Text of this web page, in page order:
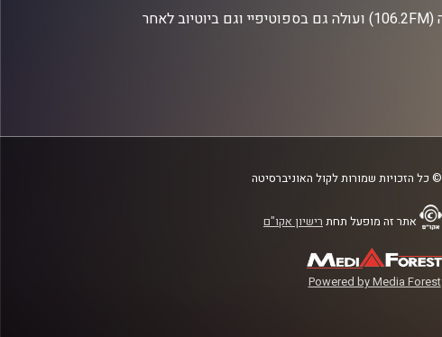
התכנית משודרת בכל יום שלישי בשעה 21:00 ברדיו קול האוניברסיטה (106.2FM) ועולה גם בספוטיפיי וגם ביוטיוב לאחר
© כל הזכויות שמורות לקול האוניברסיטה
אתר זה מופעל תחת רישיון אקו"ם
Powered by Media Forest